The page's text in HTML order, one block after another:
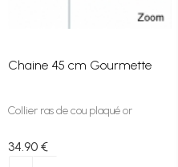
Chaine 45 cm Gourmette
Collier ras de cou plaqué or
34 .90 €